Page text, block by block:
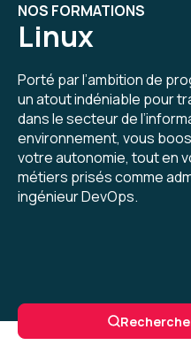
NOS FORMATIONS
Linux
Porté par l’ambition de
un atout indéniable pour
dans le secteur de
environnement, vous
votre autonomie, tout en
métiers prisés comme
ingénieur DevOps.